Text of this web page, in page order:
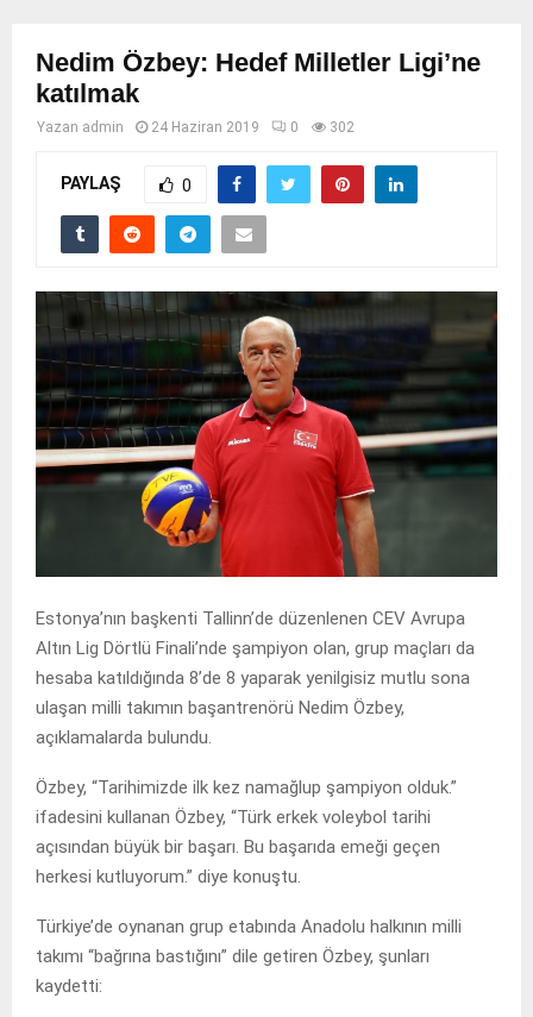
Nedim Özbey: Hedef Milletler Ligi’ne
katılmak
Yazan admin 24 Haziran 2019 0 302
PAYLAŞ 0
Estonya’nın başkenti Tallinn’de düzenlenen CEV Avrupa
Altın Lig Dörtlü Finali’nde şampiyon olan, grup maçları da
hesaba katıldığında 8’de 8 yaparak yenilgisiz mutlu sona
ulaşan milli takımın başantrenörü Nedim Özbey,
açıklamalarda bulundu.
Özbey, “Tarihimizde ilk kez namağlup şampiyon olduk.”
ifadesini kullanan Özbey, “Türk erkek voleybol tarihi
açısından büyük bir başarı. Bu başarıda emeği geçen
herkesi kutluyorum.” diye konuştu.
Türkiye’de oynanan grup etabında Anadolu halkının milli
takımı “bağrına bastığını” dile getiren Özbey, şunları
kaydetti: